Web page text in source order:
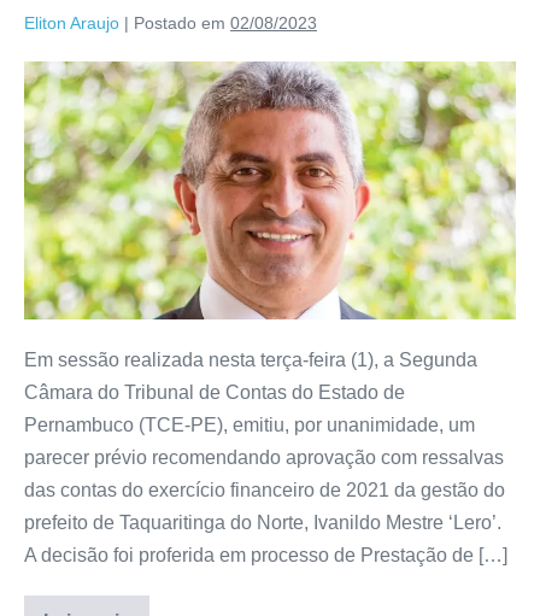
Eliton Araujo | Postado em 02/08/2023
Em sessão realizada nesta terça-feira (1), a Segunda
Câmara do Tribunal de Contas do Estado de
Pernambuco (TCE-PE), emitiu, por unanimidade, um
parecer prévio recomendando aprovação com ressalvas
das contas do exercício financeiro de 2021 da gestão do
prefeito de Taquaritinga do Norte, Ivanildo Mestre ‘Lero’.
A decisão foi proferida em processo de Prestação de […]